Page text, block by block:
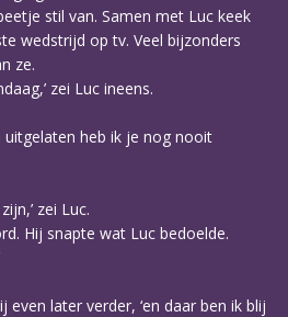
stil van. Samen met Luc keek
wedstrijd op tv. Veel bijzonders
ze.
zei Luc ineens.
uitgelaten heb ik je nog nooit
zei Luc.
Hij snapte wat Luc bedoelde.
even later verder, ‘en daar ben ik blij